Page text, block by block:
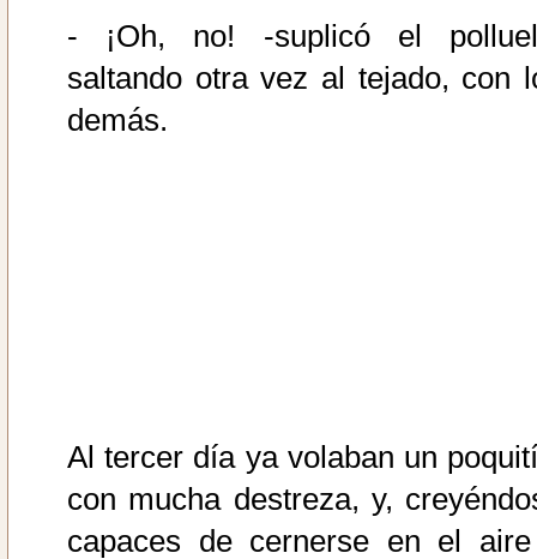
- ¡Oh, no! -suplicó el
saltando otra vez al tejado, con
demás.
Al tercer día ya volaban un
con mucha destreza, y,
capaces de cernerse en el